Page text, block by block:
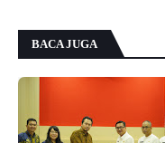
BACA JUGA